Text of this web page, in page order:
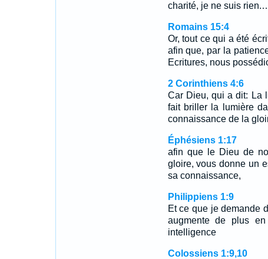
charité, je ne suis
Romains 15:4
Or, tout ce qui a été
afin que, par la
Ecritures, nous
2 Corinthiens 4:6
Car Dieu, qui a dit: La
fait briller la lumière
connaissance de la
Éphésiens 1:17
afin que le Dieu de
gloire, vous donne un
sa connaissance,
Philippiens 1:9
Et ce que je demande
augmente de plus
intelligence
Colossiens 1:9,10